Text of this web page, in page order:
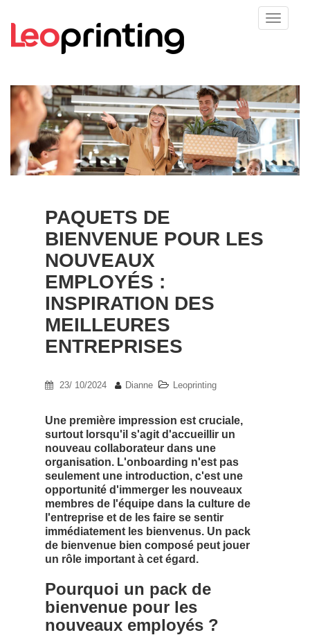
PAQUETS DE
BIENVENUE POUR LES
NOUVEAUX
EMPLOYÉS :
INSPIRATION DES
MEILLEURES
ENTREPRISES
23/ 10/2024 Dianne Leoprinting
Une première impression est cruciale,
surtout lorsqu'il s'agit d'accueillir un
nouveau collaborateur dans une
organisation. L'onboarding n'est pas
seulement une introduction, c'est une
opportunité d'immerger les nouveaux
membres de l'équipe dans la culture de
l'entreprise et de les faire se sentir
immédiatement les bienvenus. Un pack
de bienvenue bien composé peut jouer
un rôle important à cet égard.
Pourquoi un pack de
bienvenue pour les
nouveaux employés ?